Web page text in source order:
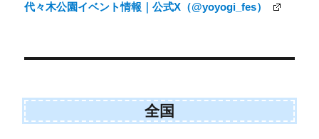
代々木公園イベント情報｜公式X（@yoyogi_fes）
全国